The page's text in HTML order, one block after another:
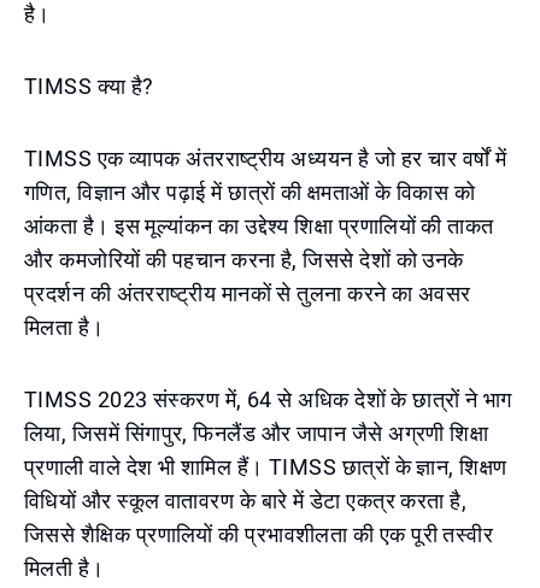
है।
TIMSS क्या है?
TIMSS एक व्यापक अंतरराष्ट्रीय अध्ययन है जो हर चार वर्षों में
गणित, विज्ञान और पढ़ाई में छात्रों की क्षमताओं के विकास को
आंकता है। इस मूल्यांकन का उद्देश्य शिक्षा प्रणालियों की ताकत
और कमजोरियों की पहचान करना है, जिससे देशों को उनके
प्रदर्शन की अंतरराष्ट्रीय मानकों से तुलना करने का अवसर
मिलता है।
TIMSS 2023 संस्करण में, 64 से अधिक देशों के छात्रों ने भाग
लिया, जिसमें सिंगापुर, फिनलैंड और जापान जैसे अग्रणी शिक्षा
प्रणाली वाले देश भी शामिल हैं। TIMSS छात्रों के ज्ञान, शिक्षण
विधियों और स्कूल वातावरण के बारे में डेटा एकत्र करता है,
जिससे शैक्षिक प्रणालियों की प्रभावशीलता की एक पूरी तस्वीर
मिलती है।